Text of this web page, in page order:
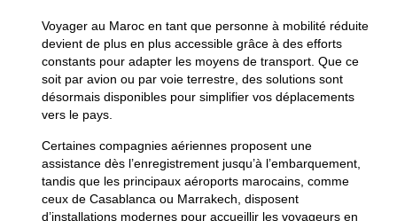
Voyager au Maroc en tant que personne à mobilité réduite
devient de plus en plus accessible grâce à des efforts
constants pour adapter les moyens de transport. Que ce
soit par avion ou par voie terrestre, des solutions sont
désormais disponibles pour simplifier vos déplacements
vers le pays.
Certaines compagnies aériennes proposent une
assistance dès l’enregistrement jusqu’à l’embarquement,
tandis que les principaux aéroports marocains, comme
ceux de Casablanca ou Marrakech, disposent
d’installations modernes pour accueillir les voyageurs en